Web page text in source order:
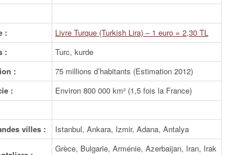
:
Livre Turque (Turkish Lira) – 1 euro = 2,30 TL
:
Turc, kurde
:
75 millions d’habitants (Estimation 2012)
:
Environ 800 000 km² (1,5 fois la France)
villes :
Istanbul, Ankara, Izmir, Adana, Antalya
Grèce, Bulgarie, Arménie, Azerbaijan, Iran, Irak